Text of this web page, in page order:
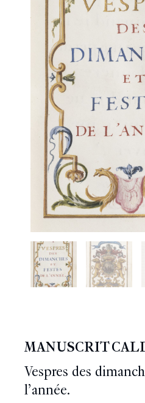
MANUSCRIT
Vespres des
l’année.